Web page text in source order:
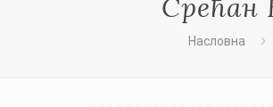
Срећан
Насловна